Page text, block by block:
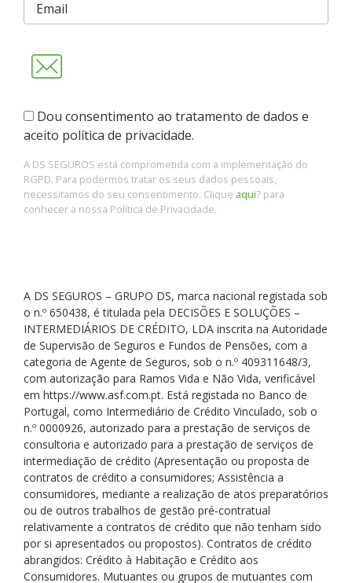
Dou consentimento ao tratamento de dados e
aceito política de privacidade.
A DS SEGUROS está comprometida com a implementação do
RGPD. Para podermos tratar os seus dados pessoais,
necessitamos do seu consentimento. Clique aqui? para
conhecer a nossa Política de Privacidade.
A DS SEGUROS – GRUPO DS, marca nacional registada sob
o n.º 650438, é titulada pela DECISÕES E SOLUÇÕES –
INTERMEDIÁRIOS DE CRÉDITO, LDA inscrita na Autoridade
de Supervisão de Seguros e Fundos de Pensões, com a
categoria de Agente de Seguros, sob o n.º 409311648/3,
com autorização para Ramos Vida e Não Vida, verificável
em https://www.asf.com.pt. Está registada no Banco de
Portugal, como Intermediário de Crédito Vinculado, sob o
n.º 0000926, autorizado para a prestação de serviços de
consultoria e autorizado para a prestação de serviços de
intermediação de crédito (Apresentação ou proposta de
contratos de crédito a consumidores; Assistência a
consumidores, mediante a realização de atos preparatórios
ou de outros trabalhos de gestão pré-contratual
relativamente a contratos de crédito que não tenham sido
por si apresentados ou propostos). Contratos de crédito
abrangidos: Crédito à Habitação e Crédito aos
Consumidores. Mutuantes ou grupos de mutuantes com